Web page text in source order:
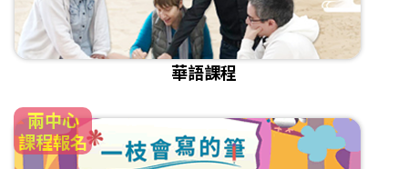
兩中心
課程報名
華語課程